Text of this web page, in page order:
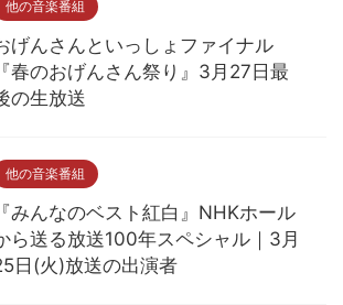
他の音楽番組
げんさんといっしょファイナル
『春のおげんさん祭り』3月27日最
の生放送
他の音楽番組
『みんなのベスト紅白』NHKホール
ら送る放送100年スペシャル｜3月
日(火)放送の出演者